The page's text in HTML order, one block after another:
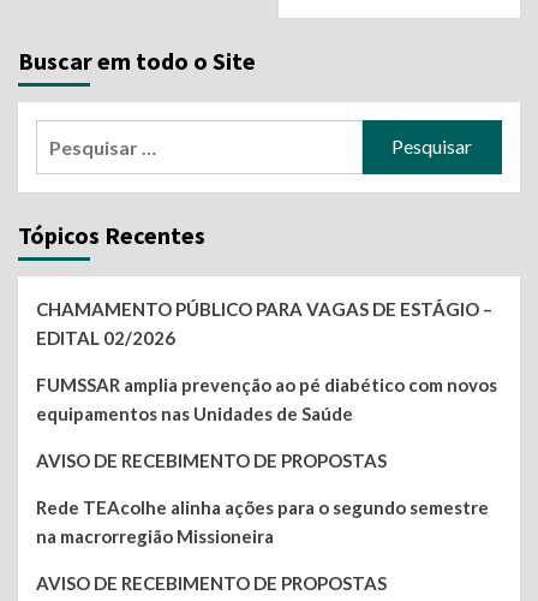
Buscar em todo o Site
Tópicos Recentes
CHAMAMENTO PÚBLICO PARA VAGAS DE ESTÁGIO –
EDITAL 02/2026
FUMSSAR amplia prevenção ao pé diabético com novos
equipamentos nas Unidades de Saúde
AVISO DE RECEBIMENTO DE PROPOSTAS
Rede TEAcolhe alinha ações para o segundo semestre
na macrorregião Missioneira
AVISO DE RECEBIMENTO DE PROPOSTAS